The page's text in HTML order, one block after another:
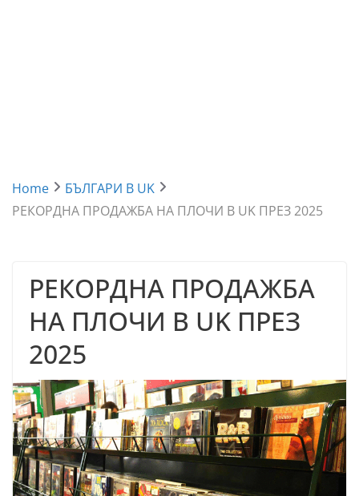
Home
БЪЛГАРИ В UK
РЕКОРДНА ПРОДАЖБА НА ПЛОЧИ В UK ПРЕЗ 2025
РЕКОРДНА ПРОДАЖБА
НА ПЛОЧИ В UK ПРЕЗ
2025